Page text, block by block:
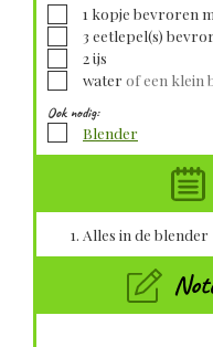
▢1 kopje bevroren
▢
3 eetlepel(s)
▢
2ijs
▢
water of een klein
Ook nodig:
▢
Blender
Alles in de blender